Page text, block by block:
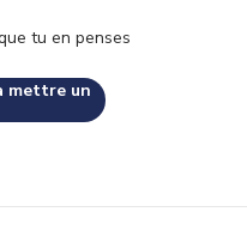
tu en penses
mettre un